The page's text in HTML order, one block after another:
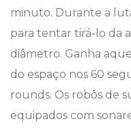
minuto. Durante a
para tentar tirá-lo da
diâmetro. Ganha
do espaço nos 60
rounds. Os robôs de
equipados com